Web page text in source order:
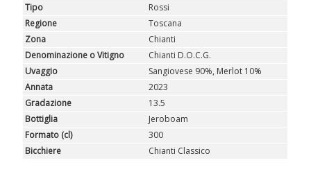
Tipo
Rossi
Regione
Toscana
Zona
Chianti
Denominazione o Vitigno
Chianti D.O.C.G.
Uvaggio
Sangiovese 90%, Merlot 10%
Annata
2023
Gradazione
13.5
Bottiglia
Jeroboam
Formato (cl)
300
Bicchiere
Chianti Classico